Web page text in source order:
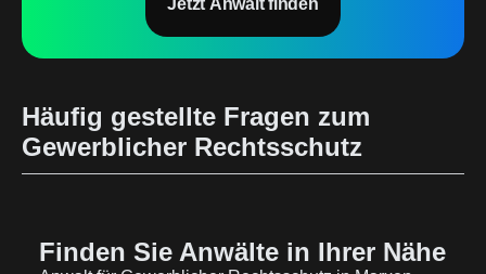
Jetzt Anwalt finden
Häufig gestellte Fragen zum
Gewerblicher Rechtsschutz
Finden Sie Anwälte in Ihrer Nähe